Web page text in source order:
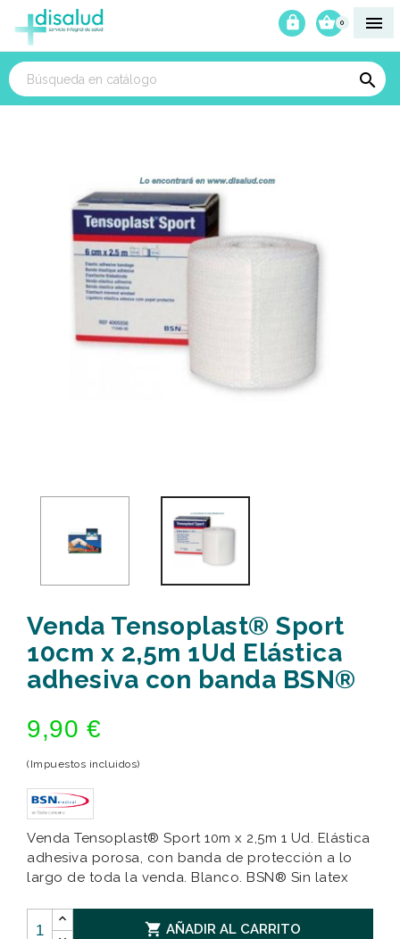

0



Venda Tensoplast® Sport
10cm x 2,5m 1Ud Elástica
adhesiva con banda BSN®
9,90 €
(Impuestos incluidos)
Venda Tensoplast® Sport 10m x 2,5m 1 Ud. Elástica
adhesiva porosa, con banda de protección a lo
largo de toda la venda. Blanco. BSN® Sin latex
 AÑADIR AL CARRITO